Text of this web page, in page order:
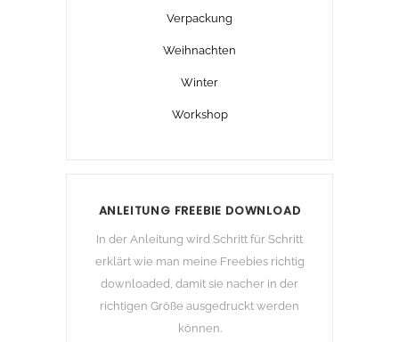
Verpackung
Weihnachten
Winter
Workshop
ANLEITUNG FREEBIE DOWNLOAD
In der Anleitung wird Schritt für Schritt
erklärt wie man meine Freebies richtig
downloaded, damit sie nacher in der
richtigen Größe ausgedruckt werden
können.